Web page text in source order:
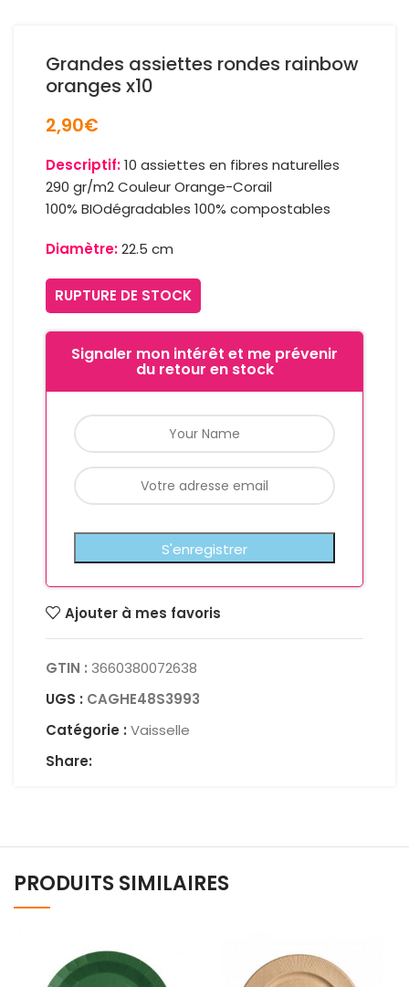
Grandes assiettes rondes rainbow
oranges x10
2,90€
Descriptif:10 assiettes en fibres naturelles
290 gr/m2 Couleur Orange-Corail
100% BIOdégradables 100% compostables
Diamètre:22.5 cm
RUPTURE DE STOCK
Signaler mon intérêt et me prévenir
du retour en stock
Ajouter à mes favoris
GTIN : 3660380072638
UGS : CAGHE48S3993
Catégorie : Vaisselle
Share:
PRODUITS SIMILAIRES